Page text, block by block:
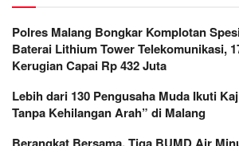
Polres Malang Bongkar Komplotan
Baterai Lithium Tower Telekomunikasi,
Kerugian Capai Rp 432 Juta
Lebih dari 130 Pengusaha Muda Ikuti
Tanpa Kehilangan Arah” di Malang